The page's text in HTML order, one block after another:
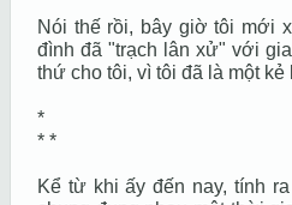
Nói thế rồi, bây giờ tôi mới
đình đã "trạch lân xử" với
thứ cho tôi, vì tôi đã là một kẻ
*
* *
Kể từ khi ấy đến nay, tính